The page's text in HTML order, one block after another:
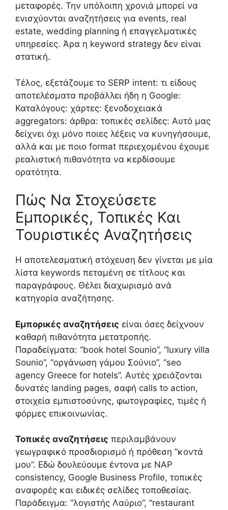
μεταφορές. Την υπόλοιπη χρονιά μπορεί να
ενισχύονται αναζητήσεις για events, real
estate, wedding planning ή επαγγελματικές
υπηρεσίες. Άρα η keyword strategy δεν είναι
στατική.
Τέλος, εξετάζουμε το SERP intent: τι είδους
αποτελέσματα προβάλλει ήδη η Google:
Καταλόγους: χάρτες: ξενοδοχειακά
aggregators: άρθρα: τοπικές σελίδες: Αυτό μας
δείχνει όχι μόνο ποιες λέξεις να κυνηγήσουμε,
αλλά και με ποιο format περιεχομένου έχουμε
ρεαλιστική πιθανότητα να κερδίσουμε
ορατότητα.
Πώς Να Στοχεύσετε
Εμπορικές, Τοπικές Και
Τουριστικές Αναζητήσεις
Η αποτελεσματική στόχευση δεν γίνεται με μία
λίστα keywords πεταμένη σε τίτλους και
παραγράφους. Θέλει διαχωρισμό ανά
κατηγορία αναζήτησης.
Εμπορικές αναζητήσεις είναι όσες δείχνουν
καθαρή πιθανότητα μετατροπής.
Παραδείγματα: “book hotel Sounio”, “luxury villa
Sounio”, “οργάνωση γάμου Σούνιο”, “seo
agency Greece for hotels”. Αυτές χρειάζονται
δυνατές landing pages, σαφή calls to action,
στοιχεία εμπιστοσύνης, φωτογραφίες, τιμές ή
φόρμες επικοινωνίας.
Τοπικές αναζητήσεις περιλαμβάνουν
γεωγραφικό προσδιορισμό ή πρόθεση “κοντά
μου”. Εδώ δουλεύουμε έντονα με NAP
consistency, Google Business Profile, τοπικές
αναφορές και ειδικές σελίδες τοποθεσίας.
Παράδειγμα: “λογιστής Λαύριο”, “restaurant